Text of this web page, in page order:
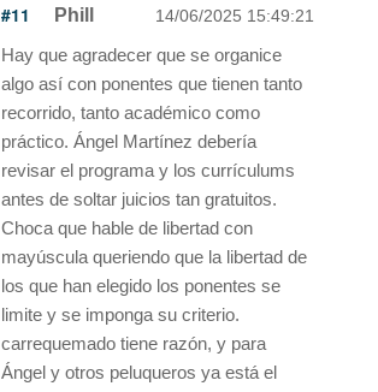
#11 Phill 14/06/2025 15:49:21
Hay que agradecer que se organice
algo así con ponentes que tienen tanto
recorrido, tanto académico como
práctico. Ángel Martínez debería
revisar el programa y los currículums
antes de soltar juicios tan gratuitos.
Choca que hable de libertad con
mayúscula queriendo que la libertad de
los que han elegido los ponentes se
limite y se imponga su criterio.
carrequemado tiene razón, y para
Ángel y otros peluqueros ya está el